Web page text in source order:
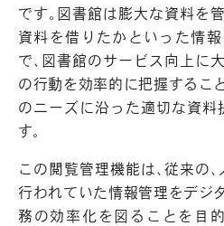
です。図書館は膨大な資料を
資料を借りたかといった情報
で、図書館のサービス向上に
の行動を効率的に把握するこ
のニーズに沿った適切な資料
す。
この閲覧管理機能は、従来の
行われていた情報管理をデジ
務の効率化を図ることを目的